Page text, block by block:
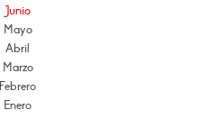
Junio
Mayo
Abril
Marzo
Febrero
Enero